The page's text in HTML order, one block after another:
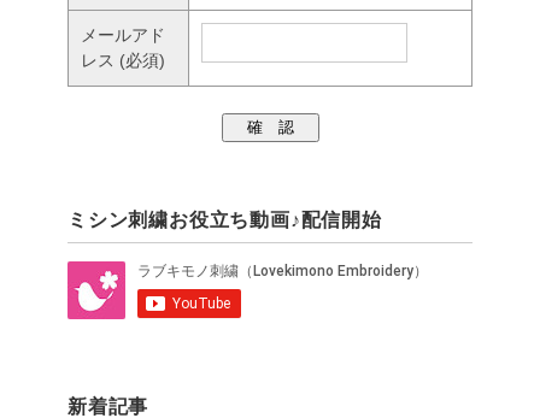
メールアド
レス (必須)
ミシン刺繍お役立ち動画♪配信開始
新着記事